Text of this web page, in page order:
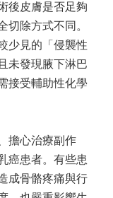
後皮膚是否足夠
切除方式不同。
少見的「侵襲性
未發現腋下淋巴
接受輔助性化學
擔心治療副作
癌患者。有些患
成骨骼疼痛與行